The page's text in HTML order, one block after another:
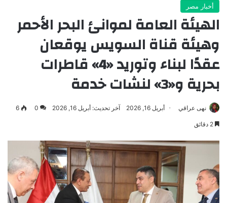
أخبار مصر
الهيئة العامة لموانئ البحر الأحمر
وهيئة قناة السويس يوقعان
عقدًا لبناء وتوريد «4» قاطرات
بحرية و«3» لنشات خدمة
نهى عراقي أبريل 16, 2026 آخر تحديث: أبريل 16, 2026 0
6